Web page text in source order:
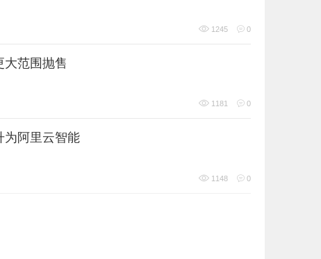
1245 0
大范围抛售
1181 0
为阿里云智能
1148 0